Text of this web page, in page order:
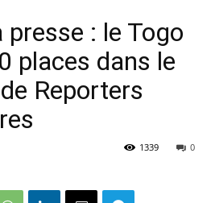
presse : le Togo
places dans le
Reporters
0
1339